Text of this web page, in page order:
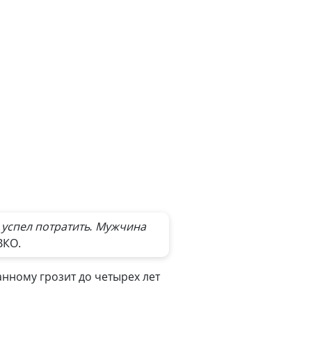
потратить. Мужчина
грозит до четырех лет